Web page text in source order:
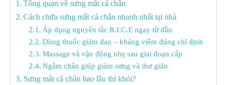
Tổng quan về sưng mắt cá chân
Cách chữa sưng mắt cá chân nhanh nhất tại nhà
Áp dụng nguyên tắc R.I.C.E ngay từ đầu
Dùng thuốc giảm đau – kháng viêm đúng chỉ định
Massage và vận động nhẹ sau giai đoạn cấp
Ngâm chân giúp giảm sưng và thư giãn
Sưng mắt cá chân bao lâu thì khỏi?